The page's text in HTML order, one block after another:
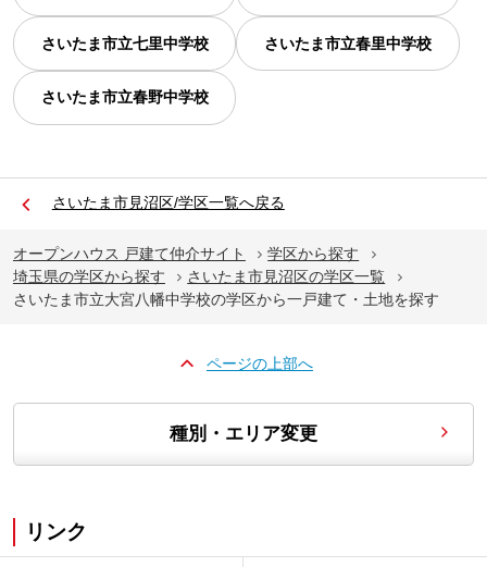
さいたま市立七里中学校 さいたま市立春里中学校
さいたま市立春野中学校
さいたま市見沼区/学区一覧へ戻る
オープンハウス 戸建て仲介サイト
学区から探す
埼玉県の学区から探す
さいたま市見沼区の学区一覧
さいたま市立大宮八幡中学校の学区から一戸建て・土地を探す
ページの上部へ
種別・エリア変更
リンク